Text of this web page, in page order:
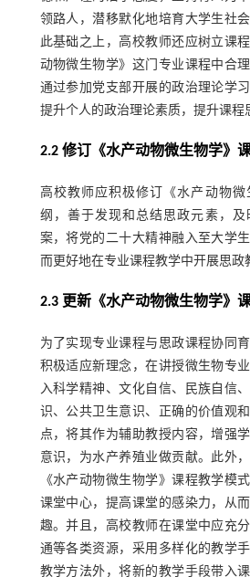
领路人，潜移默化地培育大学生社
此基础之上，高校教师还应树立课
动物微生物学》这门专业课程中合
通过参加党支部开展的政治理论学
提升个人的政治理论素质，提升课程
2.2 修订《水产动物微生物学》
高校教师应积极修订《水产动物
纲，善于发现和总结思政元素，
案，将党的二十大精神融入至大学
而更好地在专业课程教学中开展思政
2.3 更新《水产动物微生物学》
为了实现专业课程与思政课程协同
积极适应新理念，在讲授微生物专
入科学精神、文化自信、民族自信
识、公共卫生意识、正确的价值观
点，将其作为辅助教授内容，增强
意识，为水产养殖业做贡献。此外
《水产动物微生物学》课程教学模
课堂中心，提高课堂的感染力，从
趣。并且，高校教师在课堂中应充
通等各类资源，采用多样化的教学
教学方法外，将新的教学手段带入